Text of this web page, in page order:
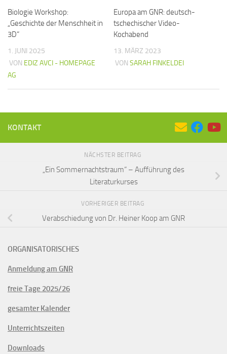
Biologie Workshop:
„Geschichte der Menschheit in
3D“
1. JUNI 2025
VON EDIZ AVCI - HOMEPAGE
AG
Europa am GNR: deutsch-
tschechischer Video-
Kochabend
13. MÄRZ 2023
VON SARAH FINKELDEI
KONTAKT
NÄCHSTER BEITRAG
„Ein Sommernachtstraum“ – Aufführung des
Literaturkurses
VORHERIGER BEITRAG
Verabschiedung von Dr. Heiner Koop am GNR
ORGANISATORISCHES
Anmeldung am GNR
freie Tage 2025/26
gesamter Kalender
Unterrichtszeiten
Downloads